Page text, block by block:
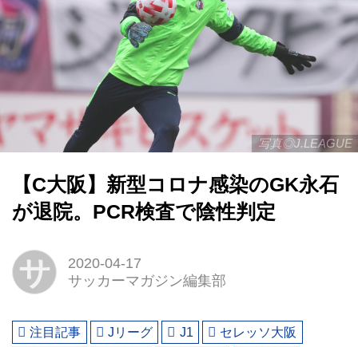
写真◎J.LEAGUE
【C大阪】新型コロナ感染のGK永石
が退院。PCR検査で陰性判定
サ
2020-04-17
サッカーマガジン編集部
注目記事 Jリーグ J1
セレッソ大阪